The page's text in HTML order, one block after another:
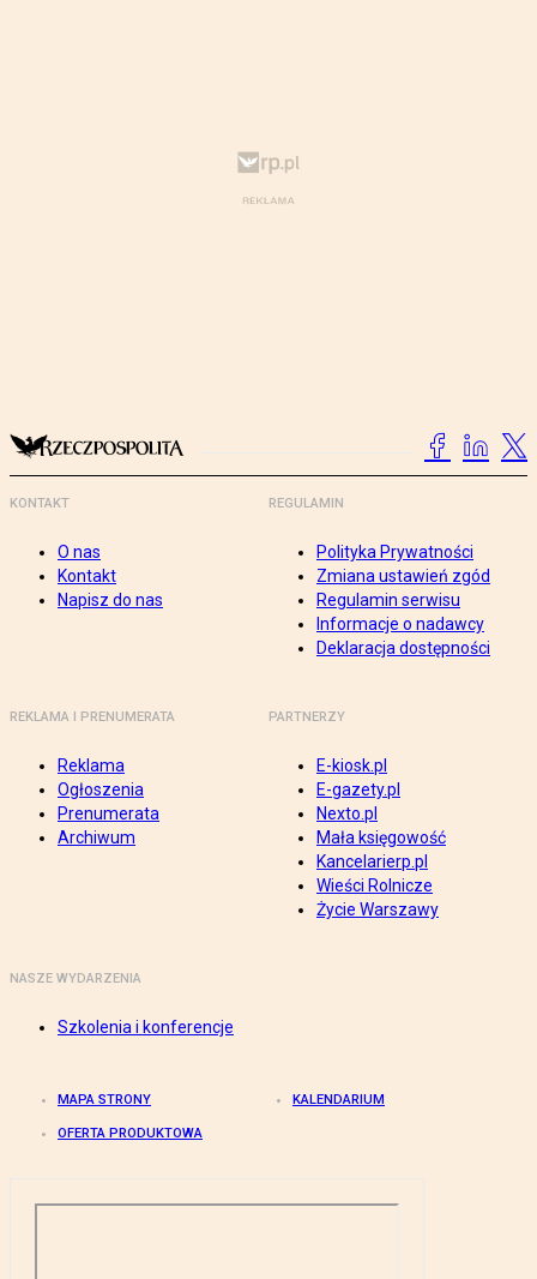
KONTAKT
O nas
Kontakt
Napisz do nas
REGULAMIN
Polityka Prywatności
Zmiana ustawień zgód
Regulamin serwisu
Informacje o nadawcy
Deklaracja dostępności
REKLAMA I PRENUMERATA
Reklama
Ogłoszenia
Prenumerata
Archiwum
PARTNERZY
E-kiosk.pl
E-gazety.pl
Nexto.pl
Mała księgowość
Kancelarierp.pl
Wieści Rolnicze
Życie Warszawy
NASZE WYDARZENIA
Szkolenia i konferencje
MAPA STRONY KALENDARIUM
OFERTA PRODUKTOWA